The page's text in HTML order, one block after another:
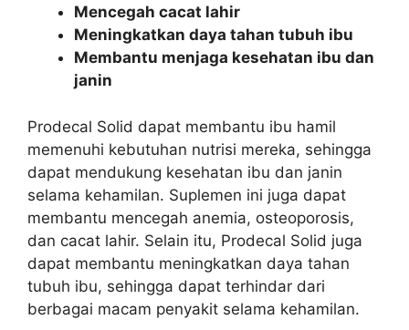
Mencegah cacat lahir
Meningkatkan daya tahan tubuh ibu
Membantu menjaga kesehatan ibu dan
janin
Prodecal Solid dapat membantu ibu hamil
memenuhi kebutuhan nutrisi mereka, sehingga
dapat mendukung kesehatan ibu dan janin
selama kehamilan. Suplemen ini juga dapat
membantu mencegah anemia, osteoporosis,
dan cacat lahir. Selain itu, Prodecal Solid juga
dapat membantu meningkatkan daya tahan
tubuh ibu, sehingga dapat terhindar dari
berbagai macam penyakit selama kehamilan.